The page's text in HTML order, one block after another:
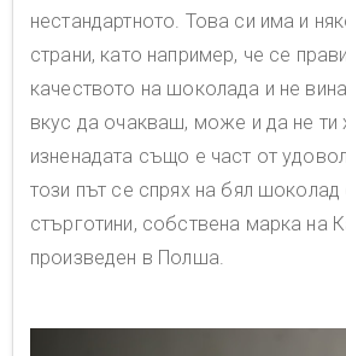
нестандартното. Това си има и
страни, като например, че се
качеството на шоколада и не
вкус да очакваш, може и да не ти
изненадата също е част от
този път се спрях на бял
стърготини, собствена марка на
произведен в Полша.